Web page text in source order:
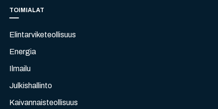
TOIMIALAT
Elintarviketeollisuus
Energia
Ilmailu
Julkishallinto
Kaivannaisteollisuus